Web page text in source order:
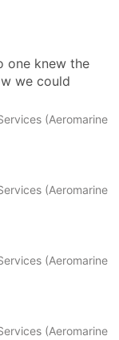
one knew the
we could
(Aeromarine
(Aeromarine
(Aeromarine
(Aeromarine